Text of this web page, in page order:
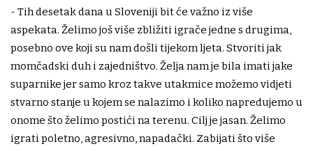
- Tih desetak dana u Sloveniji bit će važno iz više
aspekata. Želimo još više zbližiti igrače jedne s drugima,
posebno ove koji su nam došli tijekom ljeta. Stvoriti jak
momčadski duh i zajedništvo. Želja nam je bila imati jake
suparnike jer samo kroz takve utakmice možemo vidjeti
stvarno stanje u kojem se nalazimo i koliko napredujemo u
onome što želimo postići na terenu. Cilj je jasan. Želimo
igrati poletno, agresivno, napadački. Zabijati što više